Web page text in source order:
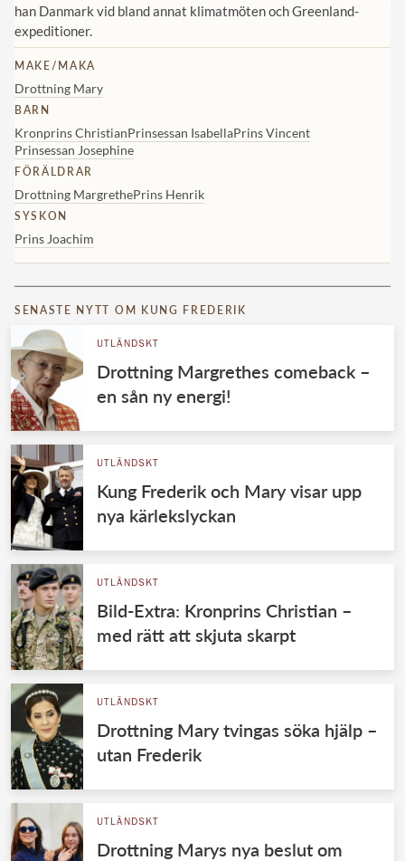
han Danmark vid bland annat klimatmöten och Greenland-
expeditioner.
MAKE/MAKA
Drottning Mary
BARN
Kronprins ChristianPrinsessan IsabellaPrins Vincent
Prinsessan Josephine
FÖRÄLDRAR
Drottning MargrethePrins Henrik
SYSKON
Prins Joachim
SENASTE NYTT OM KUNG FREDERIK
UTLÄNDSKT
Drottning Margrethes comeback –
en sån ny energi!
UTLÄNDSKT
Kung Frederik och Mary visar upp
nya kärlekslyckan
UTLÄNDSKT
Bild-Extra: Kronprins Christian –
med rätt att skjuta skarpt
UTLÄNDSKT
Drottning Mary tvingas söka hjälp –
utan Frederik
UTLÄNDSKT
Drottning Marys nya beslut om